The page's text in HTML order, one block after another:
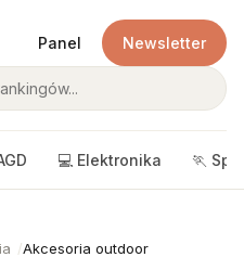
Panel Newsletter
💻 Elektronika 🏃
Akcesoria outdoor